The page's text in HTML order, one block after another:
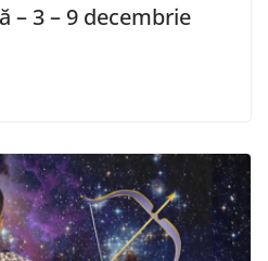
– 3 – 9 decembrie